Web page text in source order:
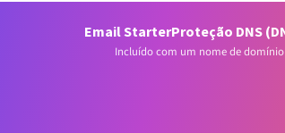
Email StarterProteção DNS
Incluído com um nome de